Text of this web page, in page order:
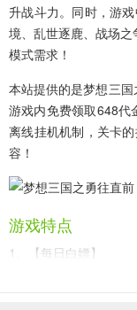
升战斗力。同时，游
境、乱世逐鹿、战场
模式需求！
本站提供的是梦想三
游戏内免费领取648代
离线挂机机制，关卡
容！
游戏特点
1、【每日白嫖】